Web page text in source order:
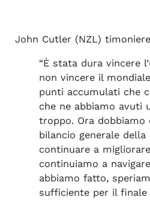
John Cutler (NZL)
“È stata dura vincere
non vincere il
punti accumulati che
che ne abbiamo avuti
troppo. Ora dobbiamo
bilancio generale della
continuare a
continuiamo a
abbiamo fatto,
sufficiente per il finale